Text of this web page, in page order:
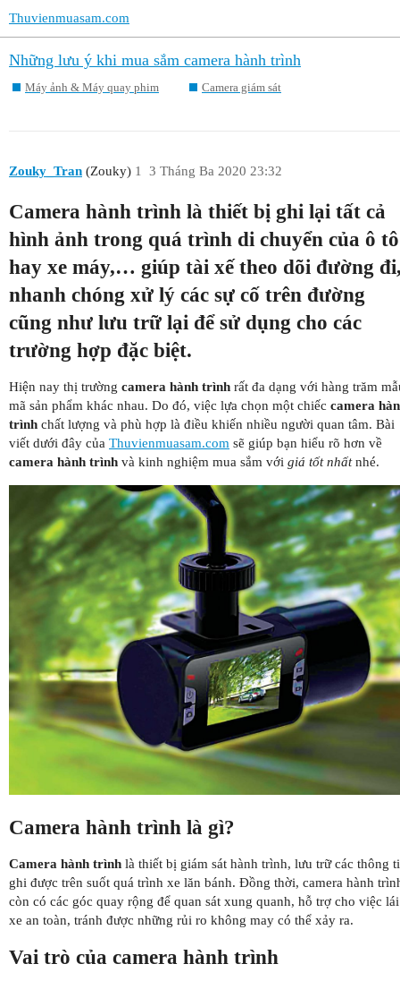
Thuvienmuasam.com
Những lưu ý khi mua sắm camera hành trình
Máy ảnh & Máy quay phim Camera giám sát
Zouky_Tran (Zouky) 3 Tháng Ba 2020 23:32
1
Camera hành trình là thiết bị ghi lại tất cả
hình ảnh trong quá trình di chuyển của ô tô
hay xe máy,… giúp tài xế theo dõi đường
nhanh chóng xử lý các sự cố trên đường
cũng như lưu trữ lại để sử dụng cho các
trường hợp đặc biệt.
Hiện nay thị trường camera hành trình rất đa dạng với hàng trăm
mã sản phẩm khác nhau. Do đó, việc lựa chọn một chiếc camera
trình chất lượng và phù hợp là điều khiến nhiều người quan tâm. Bài
viết dưới đây của Thuvienmuasam.com sẽ giúp bạn hiểu rõ hơn về
camera hành trình và kinh nghiệm mua sắm với giá tốt nhấtnhé.
Camera hành trình là gì?
Camera hành trình là thiết bị giám sát hành trình, lưu trữ các thông
ghi được trên suốt quá trình xe lăn bánh. Đồng thời, camera hành
còn có các góc quay rộng để quan sát xung quanh, hỗ trợ cho việc lái
xe an toàn, tránh được những rủi ro không may có thể xảy ra.
Vai trò của camera hành trình